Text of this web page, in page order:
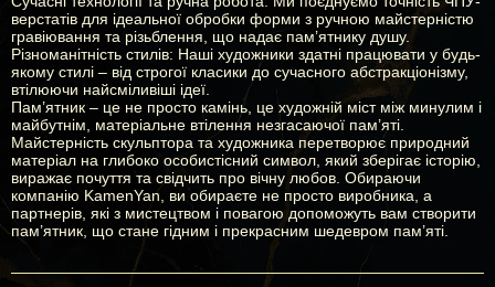
верстатів для ідеальної обробки форми з ручною майстерністю
гравіювання та різьблення, що надає пам’ятнику душу.
Різноманітність стилів: Наші художники здатні працювати у будь-
якому стилі – від строгої класики до сучасного абстракціонізму,
втілюючи найсміливіші ідеї.
Пам’ятник – це не просто камінь, це художній міст між минулим і
майбутнім, матеріальне втілення незгасаючої пам’яті.
Майстерність скульптора та художника перетворює природний
матеріал на глибоко особистісний символ, який зберігає історію,
виражає почуття та свідчить про вічну любов. Обираючи
компанію KamenYan, ви обираєте не просто виробника, а
партнерів, які з мистецтвом і повагою допоможуть вам створити
пам’ятник, що стане гідним і прекрасним шедевром пам’яті.